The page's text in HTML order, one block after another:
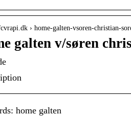
› home-galten-vsoren-christian-
galten v/søren
home galten